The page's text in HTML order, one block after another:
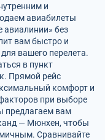
и
авиабилеты
авиалинии» без
вам быстро и
вашего перелета.
в пункт
Прямой рейс
комфорт и
при выборе
предлагаем вам
— Мюнхен, чтобы
Сравнивайте